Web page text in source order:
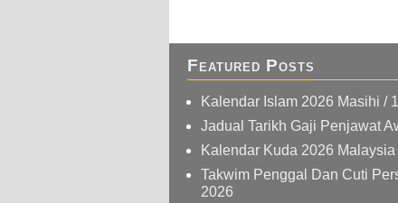
Featured Posts
Kalendar Islam 2026 Masihi /
Jadual Tarikh Gaji Penjawat
Kalendar Kuda 2026 Malaysia
Takwim Penggal Dan Cuti
2026